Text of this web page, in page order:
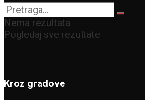
Nema rezultata
Pogledaj sve rezultate
Kroz gradove